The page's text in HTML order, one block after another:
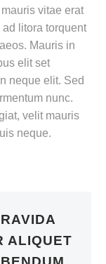
vitae erat
litora torquent
Mauris in
elit set
neque elit. Sed
nunc.
velit mauris
neque.
ALIQUET